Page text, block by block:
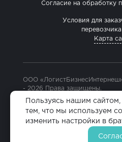
Пользуясь нашим
тем, что мы используем
изменить настройки в
Согласие на обработку
Условия для
Карта
ООО
- 2026 Права защищены.
Разработка и